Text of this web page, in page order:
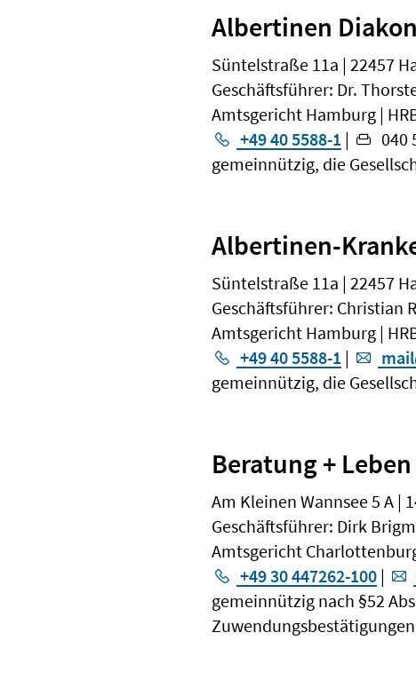
Albertinen
Süntelstraße 11a | 22457
Geschäftsführer: Dr.
Amtsgericht Hamburg |
+49 40 5588-1 | 040
gemeinnützig, die
Albertinen-
Süntelstraße 11a | 22457
Geschäftsführer: Christian
Amtsgericht Hamburg |
+49 40 5588-1 |
gemeinnützig, die
Beratung +
Am Kleinen Wannsee 5 A |
Geschäftsführer: Dirk
Amtsgericht
+49 30 447262-100 |
gemeinnützig nach §52